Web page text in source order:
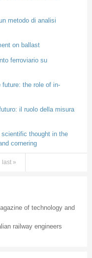
metodo di analisi
on ballast
ferroviario su
the role of in-
il ruolo della misura
thought in the
cornering
last »
of technology and
railway engineers